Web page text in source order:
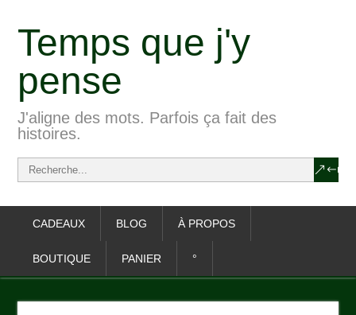
Temps que j'y
pense
J'aligne des mots. Parfois ça fait des
histoires.
CADEAUX BLOG À PROPOS
BOUTIQUE PANIER °